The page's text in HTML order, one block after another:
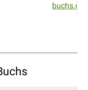
buchs.ch